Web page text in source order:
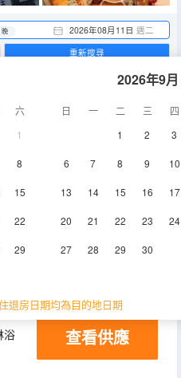
2026年08月11日 週二
晚
六
1
8
15
22
29
2026年9月
日 一 二 三
四
1
2 3
6 7 8 9 10
13 14 15 16 17
20 21 22 23 24
27 28 29 30
退房日期均為目的地日期
重新搜尋
空調
㎡ 9層 空調
浴 查看供應